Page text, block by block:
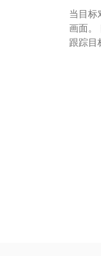
当目标
画面。
跟踪目